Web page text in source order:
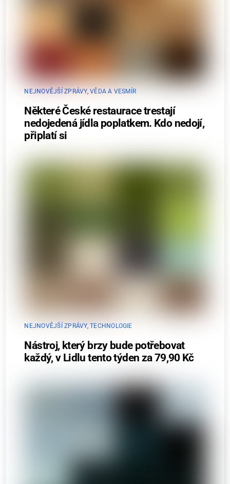
NEJNOVĚJŠÍ ZPRÁVY,VĚDA A VESMÍR
Některé České restaurace trestají
nedojedená jídla poplatkem. Kdo nedojí,
připlatí si
NEJNOVĚJŠÍ ZPRÁVY,TECHNOLOGIE
Nástroj, který brzy bude potřebovat
každý, v Lidlu tento týden za 79,90 Kč